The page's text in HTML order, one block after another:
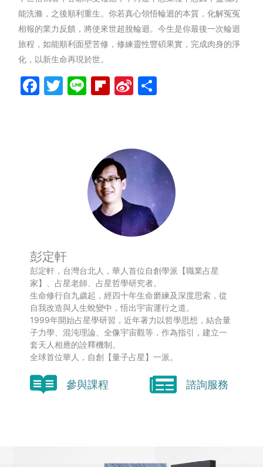
能洗滌，之後順利重生。你若真心領悟輪迴的本質，化解冤冤
相報的業力反饋，將使來世超脫輪迴。今生是你最後一次輪迴
旅程，如能順利面壁苦修，修練靈性豐碩果實，完成肉身的淨
化，以新生命再現於世。
Facebook
Twitter
LineFlipboard
Sina
彭定軒
彭定軒，台灣台北人，華人首位自創學派【職業占星
家】、占星老師、占星哲學研究者。
生命修行自九歲起，經四十年生命磨練及深度思索，從
自我改造與人生蛻變中，悟出宇宙運行之道。
1999年開始占星學研習，近年著力以哲學思想，結合量
子力學、混沌理論、全像宇宙觀等，作為指引，建立一
套天人相應的詮釋機制。
全球首位華人，自創【量子占星】一派。
參與課程 諮詢服務